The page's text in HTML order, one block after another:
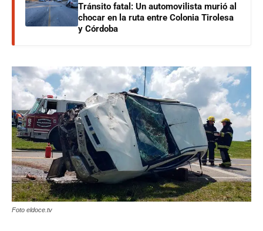
Tránsito fatal: Un automovilista murió al
chocar en la ruta entre Colonia Tirolesa
y Córdoba
Foto eldoce.tv